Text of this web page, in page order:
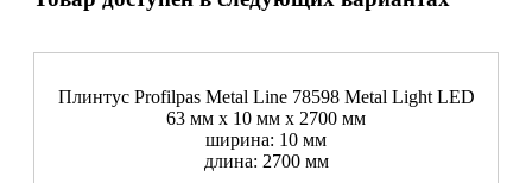
Плинтус Profilpas Metal Line 78598 Metal Light LED
63 мм x 10 мм х 2700 мм
ширина: 10 мм
длина: 2700 мм